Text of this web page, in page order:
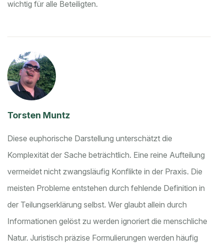
wichtig für alle Beteiligten.
Torsten Muntz
Diese euphorische Darstellung unterschätzt die
Komplexität der Sache beträchtlich. Eine reine Aufteilung
vermeidet nicht zwangsläufig Konflikte in der Praxis. Die
meisten Probleme entstehen durch fehlende Definition in
der Teilungserklärung selbst. Wer glaubt allein durch
Informationen gelöst zu werden ignoriert die menschliche
Natur. Juristisch präzise Formulierungen werden häufig